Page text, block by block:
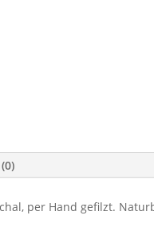
per Hand gefilzt.